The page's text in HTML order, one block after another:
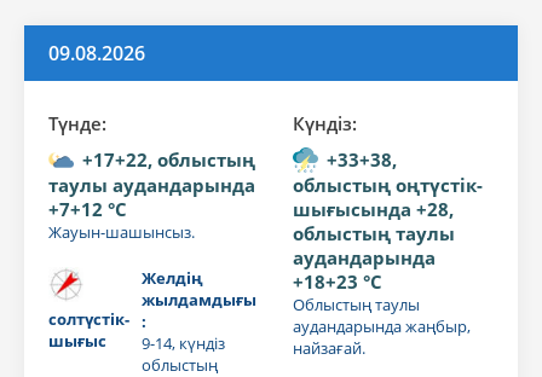
09.08.2026
Түнде:
+17+22, облыстың
таулы аудандарында
+7+12 °C
Жауын-шашынсыз.
солтүстік-
шығыс
Желдің
жылдамдығы
:
9-14, күндіз
облыстың
Күндiз:
+33+38,
облыстың оңтүстік-
шығысында +28,
облыстың таулы
аудандарында
+18+23 °C
Облыстың таулы
аудандарында жаңбыр,
найзағай.